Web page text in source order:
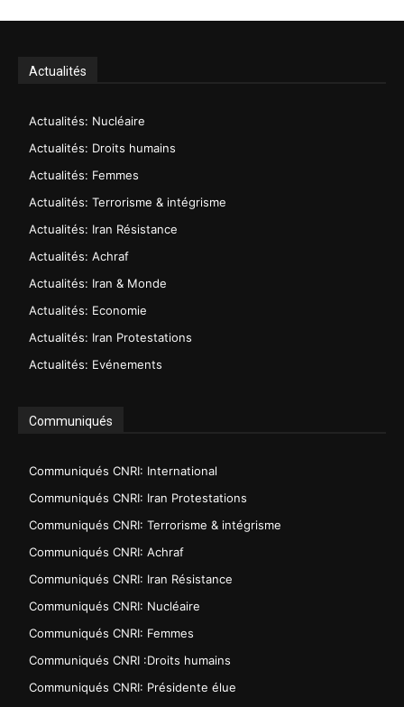
Actualités
Actualités: Nucléaire
Actualités: Droits humains
Actualités: Femmes
Actualités: Terrorisme & intégrisme
Actualités: Iran Résistance
Actualités: Achraf
Actualités: Iran & Monde
Actualités: Economie
Actualités: Iran Protestations
Actualités: Evénements
Communiqués
Communiqués CNRI: International
Communiqués CNRI: Iran Protestations
Communiqués CNRI: Terrorisme & intégrisme
Communiqués CNRI: Achraf
Communiqués CNRI: Iran Résistance
Communiqués CNRI: Nucléaire
Communiqués CNRI: Femmes
Communiqués CNRI :Droits humains
Communiqués CNRI: Présidente élue